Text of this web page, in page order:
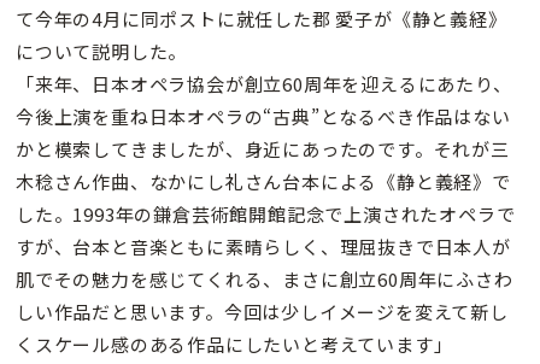
て今年の4月に同ポストに就任した郡 愛子が《静と義経》
について説明した。
「来年、日本オペラ協会が創立60周年を迎えるにあたり、
今後上演を重ね日本オペラの“古典”となるべき作品はない
かと模索してきましたが、身近にあったのです。それが三
木稔さん作曲、なかにし礼さん台本による《静と義経》で
した。1993年の鎌倉芸術館開館記念で上演されたオペラで
すが、台本と音楽ともに素晴らしく、理屈抜きで日本人が
肌でその魅力を感じてくれる、まさに創立60周年にふさわ
しい作品だと思います。今回は少しイメージを変えて新し
くスケール感のある作品にしたいと考えています」